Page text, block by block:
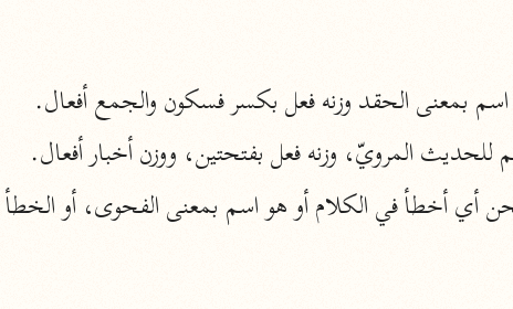
ابن عطية (٥٤٦ هـ)
البحر المحيط
أبو حيان (٧٤٥ هـ)
بمعنى الحقد وزنه فعل بكسر فسكون والجمع أفعال.
المرويّ، وزنه فعل بفتحتين، ووزن أخبار أفعال.